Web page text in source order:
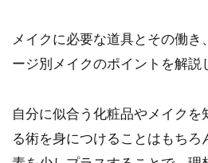
メイクに必要な道具とその働き
ージ別メイクのポイントを解説
自分に似合う化粧品やメイクを
る術を身につけることはもちろ